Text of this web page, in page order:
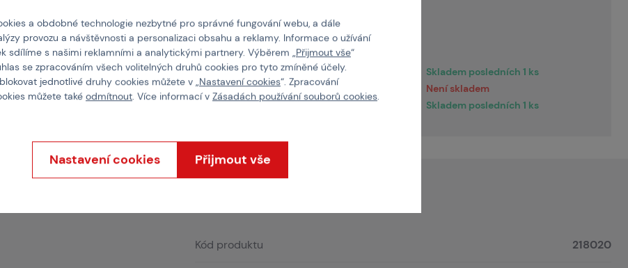
skladem posledních 1 ks
Doprava a termíny doručení
E-shop Do 2 pracovních dní
Skladem posledních 1 ks
Brno
Do 2 pracovních dní
Není skladem
Praha
Ihned Skladem posledních 1 ks
Kód produktu 218020
a obdobné technologie nezbytné pro správné fungování webu, a dále
provozu a návštěvnosti a personalizaci obsahu a reklamy. Informace o užívání
sdílíme s našimi reklamními a analytickými partnery. Výběrem „Přijmout vše“
se zpracováním všech volitelných druhů cookies pro tyto zmíněné účely.
jednotlivé druhy cookies můžete v „Nastavení cookies“. Zpracování
můžete také odmítnout. Více informací v Zásadách používání souborů cookies.
Nastavení cookies Přijmout vše